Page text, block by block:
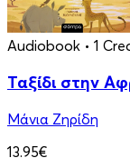
Audiobook • 1
Ταξίδι στην
Μάνια Ζηρίδη
13.95€